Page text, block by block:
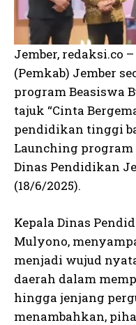
Jember, redaksi.co
(Pemkab) Jember
program Beasiswa
tajuk “Cinta
pendidikan tinggi
Launching
Dinas Pendidikan
(18/6/2025).
Kepala Dinas
Mulyono,
menjadi wujud
daerah dalam
hingga jenjang
menambahkan,